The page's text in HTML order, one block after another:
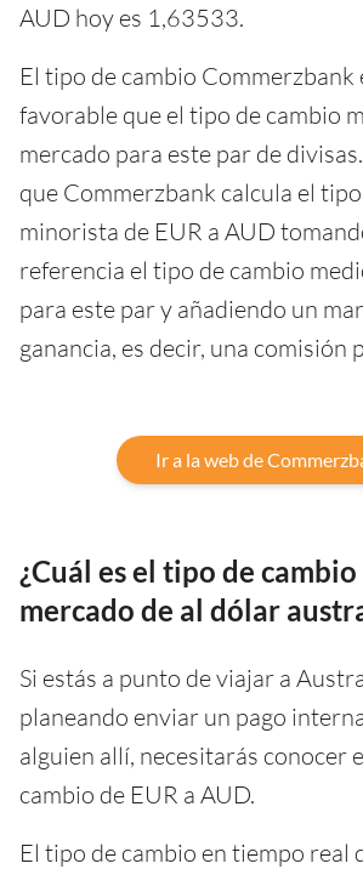
AUD hoy es 1,63533.
El tipo de cambio Commerzbank
favorable que el tipo de cambio
mercado para este par de
que Commerzbank calcula el
minorista de EUR a AUD
referencia el tipo de cambio
para este par y añadiendo un
ganancia, es decir, una comisión
Ir a la web de
¿Cuál es el tipo de
mercado de al dólar
Si estás a punto de viajar a
planeando enviar un pago
alguien allí, necesitarás conocer
cambio de EUR a AUD.
El tipo de cambio en tiempo real